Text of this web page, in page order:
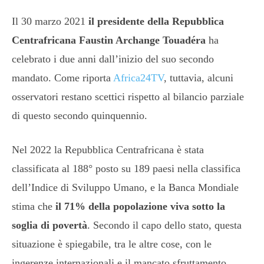
Il 30 marzo 2021 il presidente della Repubblica
Centrafricana Faustin Archange Touadéra ha
celebrato i due anni dall’inizio del suo secondo
mandato. Come riporta Africa24TV, tuttavia, alcuni
osservatori restano scettici rispetto al bilancio parziale
di questo secondo quinquennio.
Nel 2022 la Repubblica Centrafricana è stata
classificata al 188° posto su 189 paesi nella classifica
dell’Indice di Sviluppo Umano, e la Banca Mondiale
stima che il 71% della popolazione viva sotto la
soglia di povertà. Secondo il capo dello stato, questa
situazione è spiegabile, tra le altre cose, con le